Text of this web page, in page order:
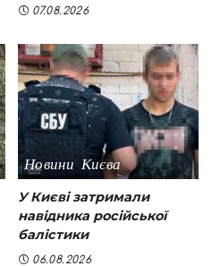
07.08.2026
Новини Києва
У Києві затримали
навідника російської
балістики
06.08.2026